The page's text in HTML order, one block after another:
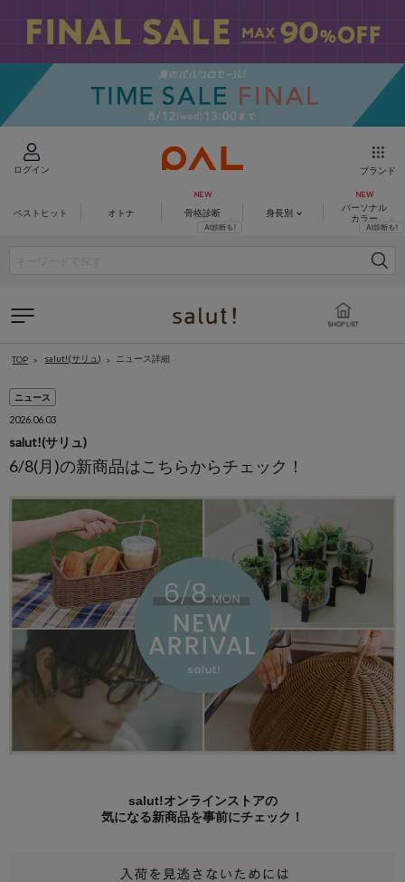
ログイン ブランド
ベストヒット オトナ 骨格診断 身長別
パーソナル
カラー
TOP salut!(サリュ) ニュース詳細
ニュース
2026.06.03
salut!(サリュ)
6/8(月)の新商品はこちらからチェック！
salut!オンラインストアの
気になる新商品を事前にチェック！